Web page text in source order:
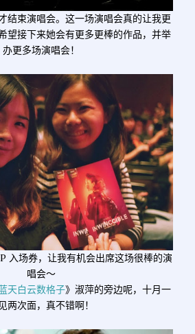
结束演唱会。这一场演唱会真的让我更
望接下来她会有更多更棒的作品，并举
办更多场演唱会！
入场券，让我有机会出席这场很棒的演
唱会～
天白云数格子》淑萍的旁边呢，十月一
两次面，真不错啊！